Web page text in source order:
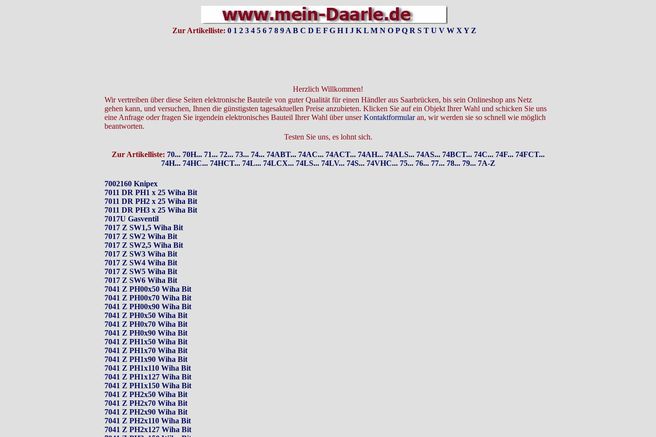
Zur Artikelliste: 0 1 2 3 4 5 6 7 8 9 A B C D E F G H I J K L M N O P Q R S T U V W X Y Z
Herzlich Willkommen!
Wir vertreiben über diese Seiten elektronische Bauteile von guter Qualität für einen Händler aus Saarbrücken, bis sein Onlineshop ans Netz
gehen kann, und versuchen, Ihnen die günstigsten tagesaktuellen Preise anzubieten. Klicken Sie auf ein Objekt Ihrer Wahl und schicken Sie uns
eine Anfrage oder fragen Sie irgendein elektronisches Bauteil Ihrer Wahl über unserKontaktformularan, wir werden sie so schnell wie möglich
beantworten.
Testen Sie uns, es lohnt sich.
Zur Artikelliste: 70... 70H... 71... 72... 73... 74... 74ABT... 74AC... 74ACT... 74AH... 74ALS... 74AS... 74BCT... 74C... 74F... 74FCT...
74H... 74HC... 74HCT... 74L... 74LCX... 74LS... 74LV... 74S... 74VHC... 75... 76... 77... 78... 79... 7A-Z
7002160 Knipex
7011 DR PH1 x 25 Wiha Bit
7011 DR PH2 x 25 Wiha Bit
7011 DR PH3 x 25 Wiha Bit
7017U Gasventil
7017 Z SW1,5 Wiha Bit
7017 Z SW2 Wiha Bit
7017 Z SW2,5 Wiha Bit
7017 Z SW3 Wiha Bit
7017 Z SW4 Wiha Bit
7017 Z SW5 Wiha Bit
7017 Z SW6 Wiha Bit
7041 Z PH00x50 Wiha Bit
7041 Z PH00x70 Wiha Bit
7041 Z PH00x90 Wiha Bit
7041 Z PH0x50 Wiha Bit
7041 Z PH0x70 Wiha Bit
7041 Z PH0x90 Wiha Bit
7041 Z PH1x50 Wiha Bit
7041 Z PH1x70 Wiha Bit
7041 Z PH1x90 Wiha Bit
7041 Z PH1x110 Wiha Bit
7041 Z PH1x127 Wiha Bit
7041 Z PH1x150 Wiha Bit
7041 Z PH2x50 Wiha Bit
7041 Z PH2x70 Wiha Bit
7041 Z PH2x90 Wiha Bit
7041 Z PH2x110 Wiha Bit
7041 Z PH2x127 Wiha Bit